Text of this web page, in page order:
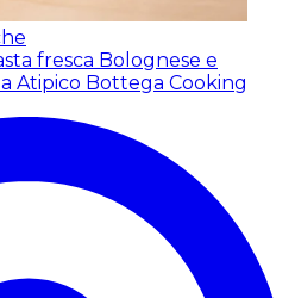
fresca Bolognese e
Atipico Bottega Cooking